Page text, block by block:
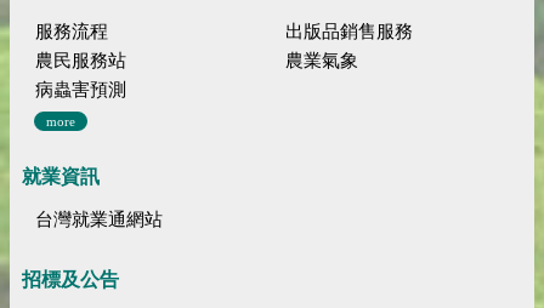
服務流程
出版品銷售服務
農民服務站
農業氣象
病蟲害預測
more
就業資訊
台灣就業通網站
招標及公告